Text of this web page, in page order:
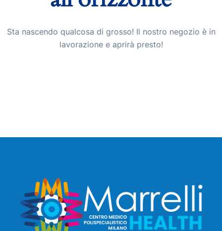
Sta nascendo qualcosa di grosso! Il nostro negozio è in
lavorazione e aprirà presto!